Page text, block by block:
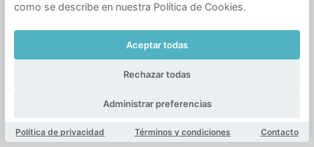
como se describe en nuestra Política de Cookies.
Aceptar todas
Rechazar todas
Administrar preferencias
Política de privacidad Términos y condiciones Contacto